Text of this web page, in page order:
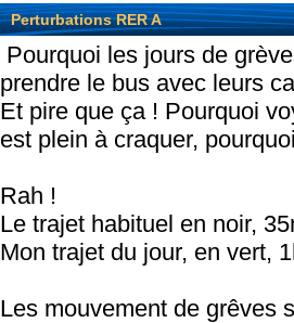
Perturbations RER A
Pourquoi les jours de
prendre le bus avec leurs
Et pire que ça ! Pourquoi
est plein à craquer,
Rah !
Le trajet habituel en noir,
Mon trajet du jour, en vert,
Les mouvement de grêves